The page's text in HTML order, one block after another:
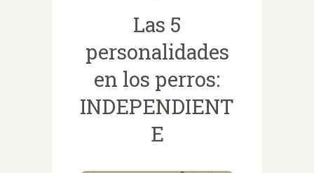
Las 5
personalidades
en los perros:
INDEPENDIENT
E